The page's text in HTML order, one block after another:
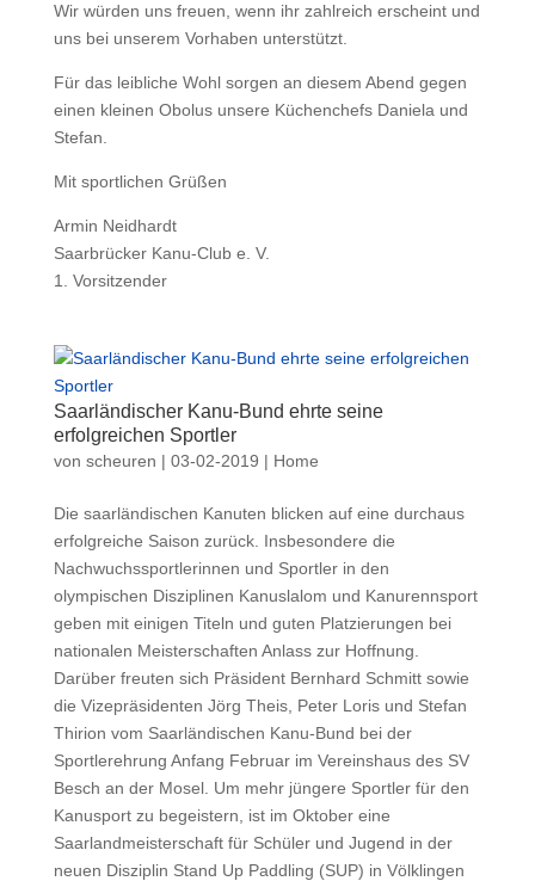
Wir würden uns freuen, wenn ihr zahlreich erscheint und
uns bei unserem Vorhaben unterstützt.
Für das leibliche Wohl sorgen an diesem Abend gegen
einen kleinen Obolus unsere Küchenchefs Daniela und
Stefan.
Mit sportlichen Grüßen
Armin Neidhardt
Saarbrücker Kanu-Club e. V.
1. Vorsitzender
Saarländischer Kanu-Bund ehrte seine
erfolgreichen Sportler
von scheuren | 03-02-2019 | Home
Die saarländischen Kanuten blicken auf eine durchaus
erfolgreiche Saison zurück. Insbesondere die
Nachwuchssportlerinnen und Sportler in den
olympischen Disziplinen Kanuslalom und Kanurennsport
geben mit einigen Titeln und guten Platzierungen bei
nationalen Meisterschaften Anlass zur Hoffnung.
Darüber freuten sich Präsident Bernhard Schmitt sowie
die Vizepräsidenten Jörg Theis, Peter Loris und Stefan
Thirion vom Saarländischen Kanu-Bund bei der
Sportlerehrung Anfang Februar im Vereinshaus des SV
Besch an der Mosel. Um mehr jüngere Sportler für den
Kanusport zu begeistern, ist im Oktober eine
Saarlandmeisterschaft für Schüler und Jugend in der
neuen Disziplin Stand Up Paddling (SUP) in Völklingen